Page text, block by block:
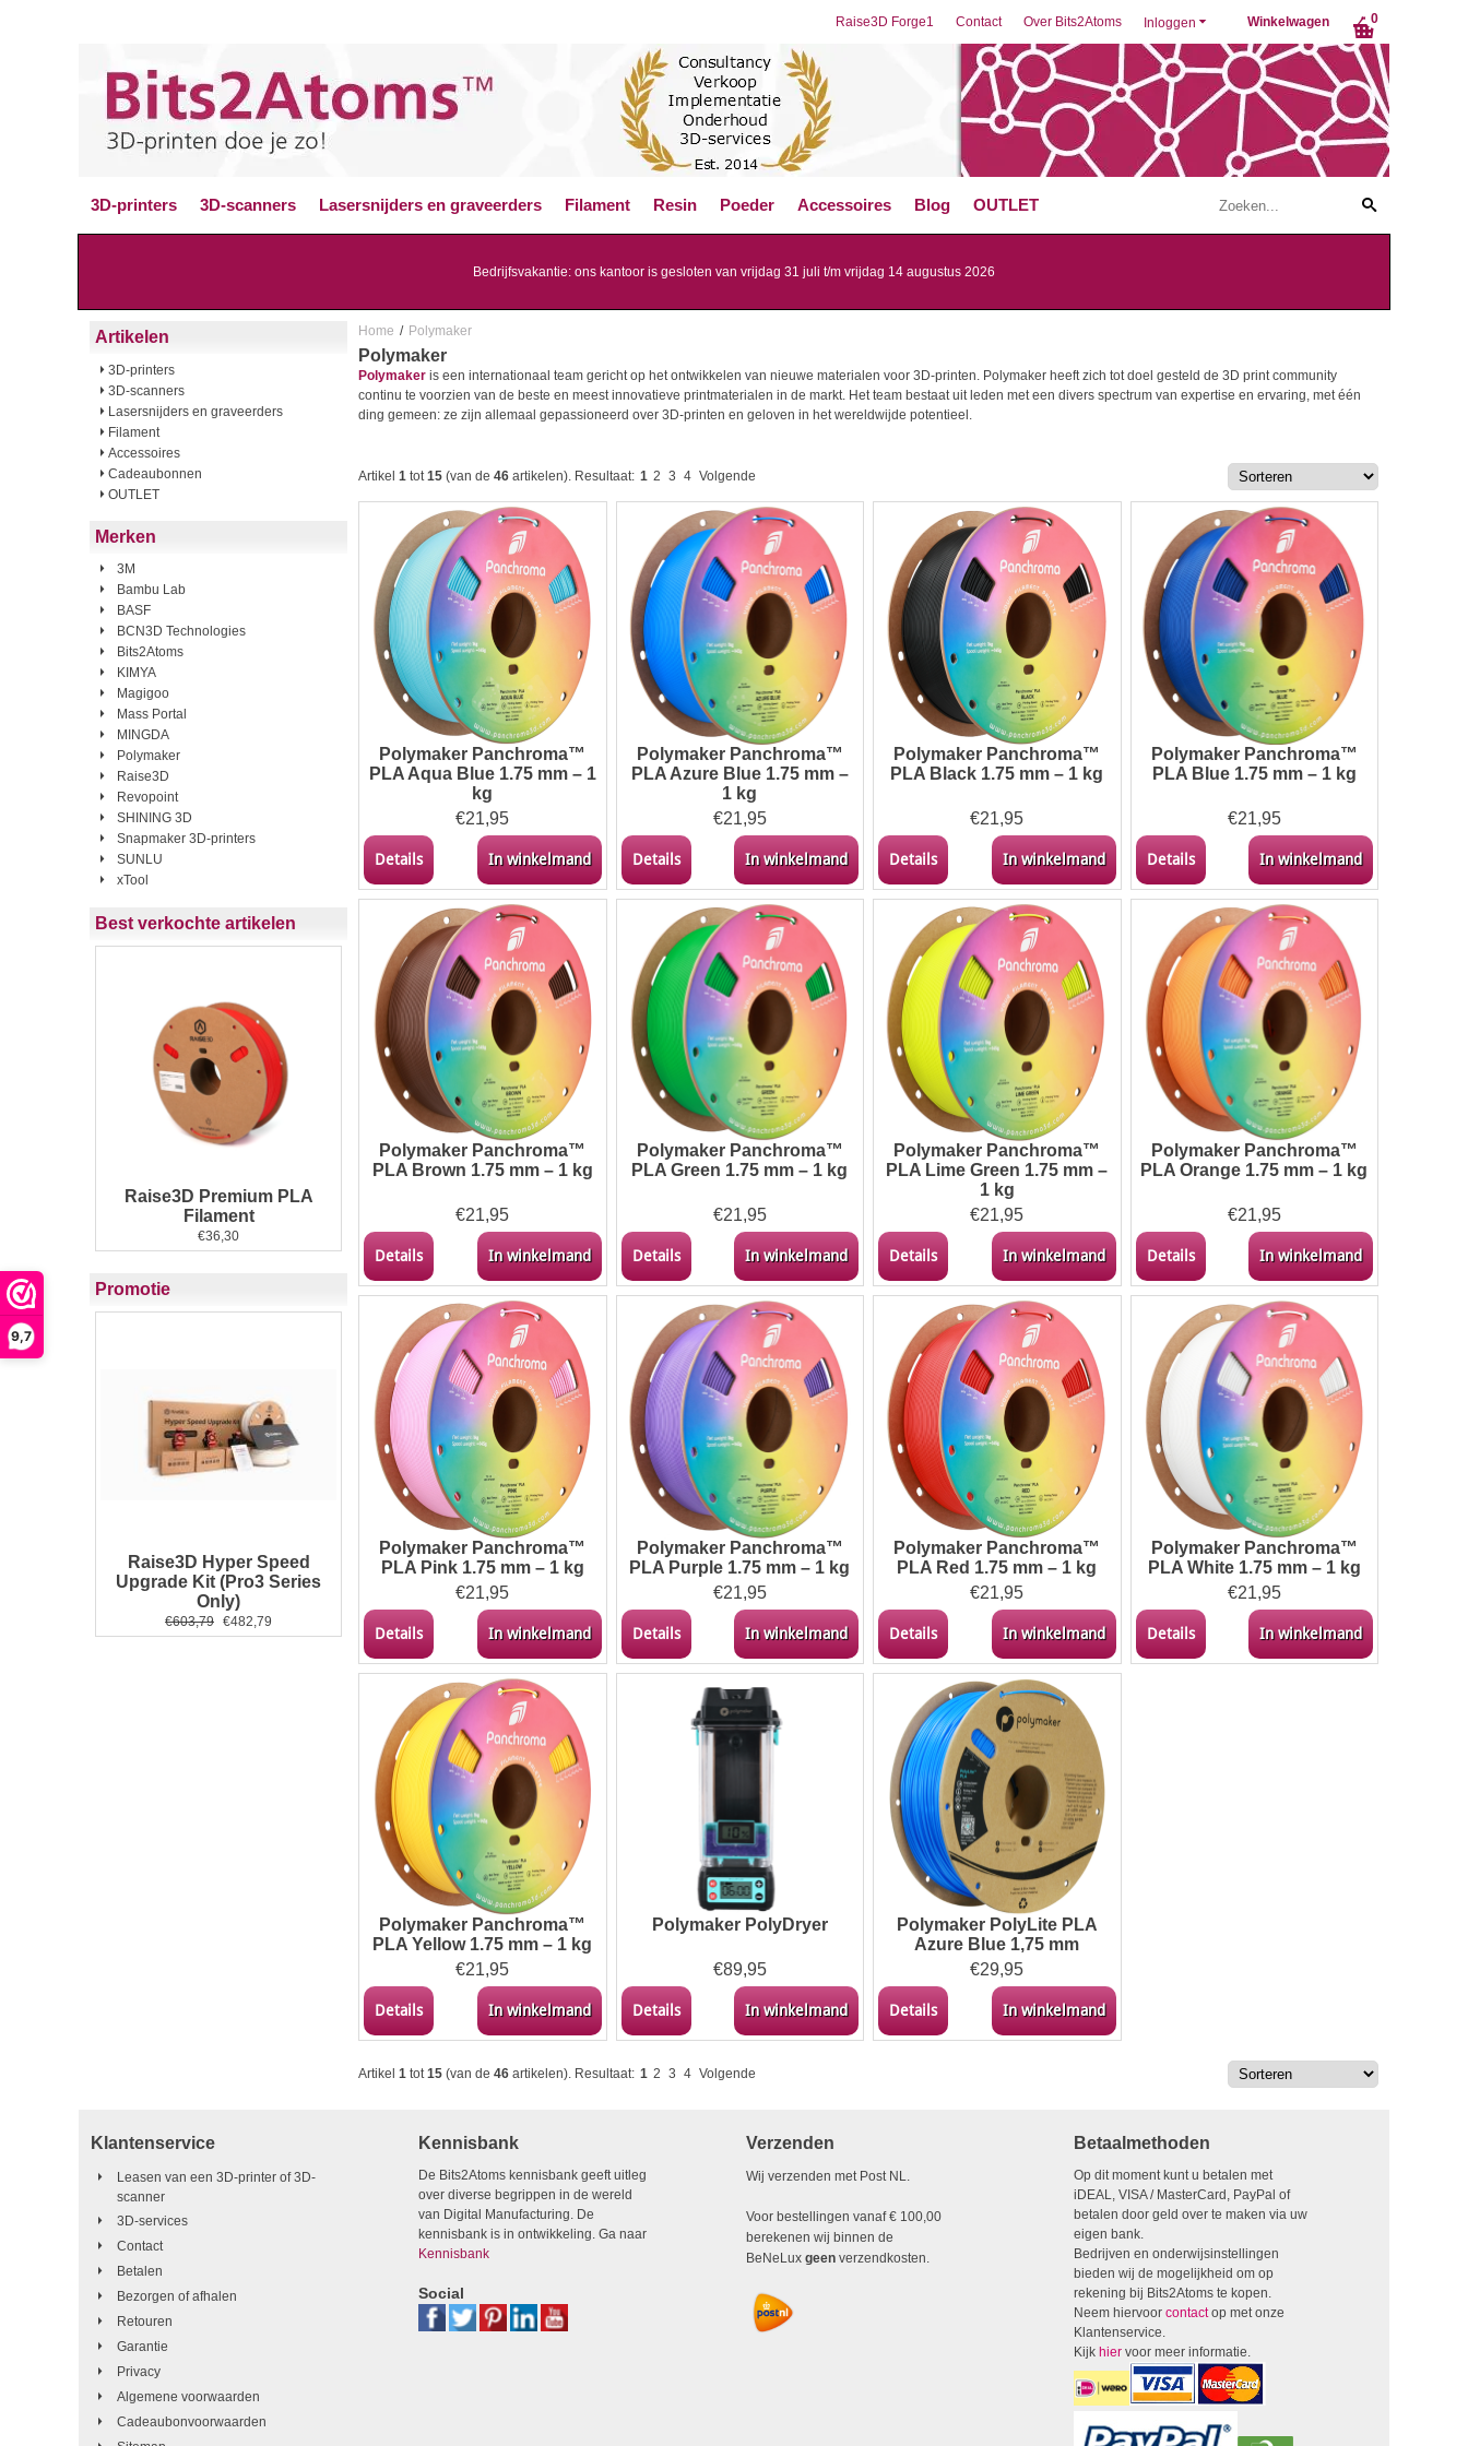
9,7
Winkelwagen 0
Inloggen
Raise3D Forge1 Contact Over Bits2Atoms
3D-printers 3D-scanners Lasersnijders en graveerders Filament Resin Poeder Accessoires Blog OUTLET
Bedrijfsvakantie: ons kantoor is gesloten van vrijdag 31 juli t/m vrijdag 14 augustus 2026
Artikelen
3D-printers
3D-scanners
Lasersnijders en graveerders
Filament
Accessoires
Cadeaubonnen
OUTLET
Merken
3M
Bambu Lab
BASF
BCN3D Technologies
Bits2Atoms
KIMYA
Magigoo
Mass Portal
MINGDA
Polymaker
Raise3D
Revopoint
SHINING 3D
Snapmaker 3D-printers
SUNLU
xTool
Best verkochte artikelen
Raise3D Premium PLA
Filament
€36,30
Promotie
Raise3D Hyper Speed
Upgrade Kit (Pro3 Series
Only)
€603,79 €482,79
Home / Polymaker
Polymaker
Polymaker is een internationaal team gericht op het ontwikkelen van nieuwe materialen voor 3D-printen. Polymaker heeft zich tot doel gesteld de 3D print community
continu te voorzien van de beste en meest innovatieve printmaterialen in de markt. Het team bestaat uit leden met een divers spectrum van expertise en ervaring, met één
ding gemeen: ze zijn allemaal gepassioneerd over 3D-printen en geloven in het wereldwijde potentieel.
Artikel 1 tot15 (van de 46 artikelen). Resultaat: 1 2 3 4 Volgende
Polymaker Panchroma™
PLA Aqua Blue 1.75 mm – 1
kg
€21,95
Details In winkelmand
Polymaker Panchroma™
PLA Azure Blue 1.75 mm –
1 kg
€21,95
Details In winkelmand
Polymaker Panchroma™
PLA Black 1.75 mm – 1 kg
€21,95
Details In winkelmand
Polymaker Panchroma™
PLA Blue 1.75 mm – 1 kg
€21,95
Details In winkelmand
Polymaker Panchroma™
PLA Brown 1.75 mm – 1 kg
€21,95
Details In winkelmand
Polymaker Panchroma™
PLA Green 1.75 mm – 1 kg
€21,95
Details In winkelmand
Polymaker Panchroma™
PLA Lime Green 1.75 mm –
1 kg
€21,95
Details In winkelmand
Polymaker Panchroma™
PLA Orange 1.75 mm – 1 kg
€21,95
Details In winkelmand
Polymaker Panchroma™
PLA Pink 1.75 mm – 1 kg
€21,95
Details In winkelmand
Polymaker Panchroma™
PLA Purple 1.75 mm – 1 kg
€21,95
Details In winkelmand
Polymaker Panchroma™
PLA Red 1.75 mm – 1 kg
€21,95
Details In winkelmand
Polymaker Panchroma™
PLA White 1.75 mm – 1 kg
€21,95
Details In winkelmand
Polymaker Panchroma™
PLA Yellow 1.75 mm – 1 kg
€21,95
Details In winkelmand
Polymaker PolyDryer
€89,95
Details In winkelmand
Polymaker PolyLite PLA
Azure Blue 1,75 mm
€29,95
Details In winkelmand
Artikel 1 tot15 (van de 46 artikelen). Resultaat: 1 2 3 4 Volgende
Klantenservice
Leasen van een 3D-printer of 3D-
scanner
3D-services
Contact
Betalen
Bezorgen of afhalen
Retouren
Garantie
Privacy
Algemene voorwaarden
Cadeaubonvoorwaarden
Kennisbank
De Bits2Atoms kennisbank geeft uitleg
over diverse begrippen in de wereld
van Digital Manufacturing. De
kennisbank is in ontwikkeling. Ga naar
Kennisbank
Social
Verzenden
Wij verzenden met Post NL.
Voor bestellingen vanaf € 100,00
berekenen wij binnen de
BeNeLux geen verzendkosten.
Betaalmethoden
Op dit moment kunt u betalen met
iDEAL, VISA / MasterCard, PayPal of
betalen door geld over te maken via uw
eigen bank.
Bedrijven en onderwijsinstellingen
bieden wij de mogelijkheid om op
rekening bij Bits2Atoms te kopen.
Neem hiervoor contactop met onze
Klantenservice.
Kijk hier voor meer informatie.